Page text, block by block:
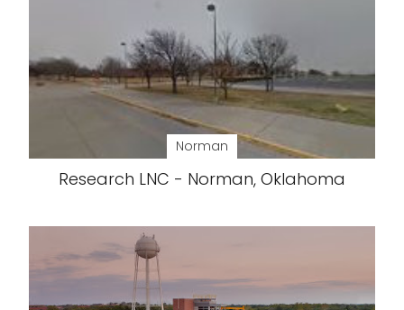
Norman
Research LNC - Norman, Oklahoma